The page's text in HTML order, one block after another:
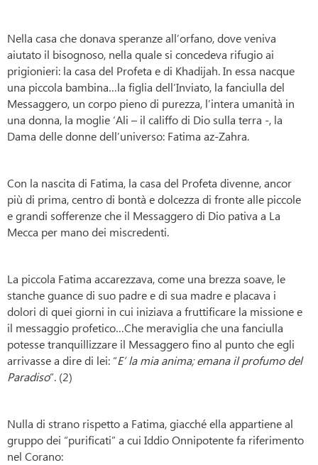
Nella casa che donava speranze all’orfano, dove veniva
aiutato il bisognoso, nella quale si concedeva rifugio ai
prigionieri: la casa del Profeta e di Khadijah. In essa nacque
una piccola bambina…la figlia dell’Inviato, la fanciulla del
Messaggero, un corpo pieno di purezza, l’intera umanità in
una donna, la moglie ‘Ali – il califfo di Dio sulla terra -, la
Dama delle donne dell’universo: Fatima az-Zahra.
Con la nascita di Fatima, la casa del Profeta divenne, ancor
più di prima, centro di bontà e dolcezza di fronte alle piccole
e grandi sofferenze che il Messaggero di Dio pativa a La
Mecca per mano dei miscredenti.
La piccola Fatima accarezzava, come una brezza soave, le
stanche guance di suo padre e di sua madre e placava i
dolori di quei giorni in cui iniziava a fruttificare la missione e
il messaggio profetico…Che meraviglia che una fanciulla
potesse tranquillizzare il Messaggero fino al punto che egli
arrivasse a dire di lei: “E’ la mia anima; emana il profumo del
Paradiso”. (2)
Nulla di strano rispetto a Fatima, giacché ella appartiene al
gruppo dei “purificati” a cui Iddio Onnipotente fa riferimento
nel Corano: